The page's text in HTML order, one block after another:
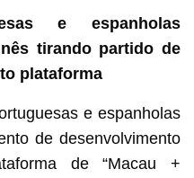
e espanholas
tirando partido de
plataforma
e espanholas
de desenvolvimento
de “Macau +